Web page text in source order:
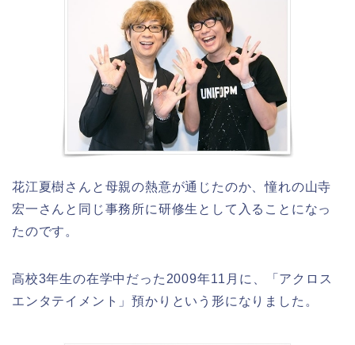
花江夏樹さんと母親の熱意が通じたのか、憧れの山寺
宏一さんと同じ事務所に研修生として入ることになっ
たのです。
高校3年生の在学中だった2009年11月に、「アクロス
エンタテイメント」預かりという形になりました。